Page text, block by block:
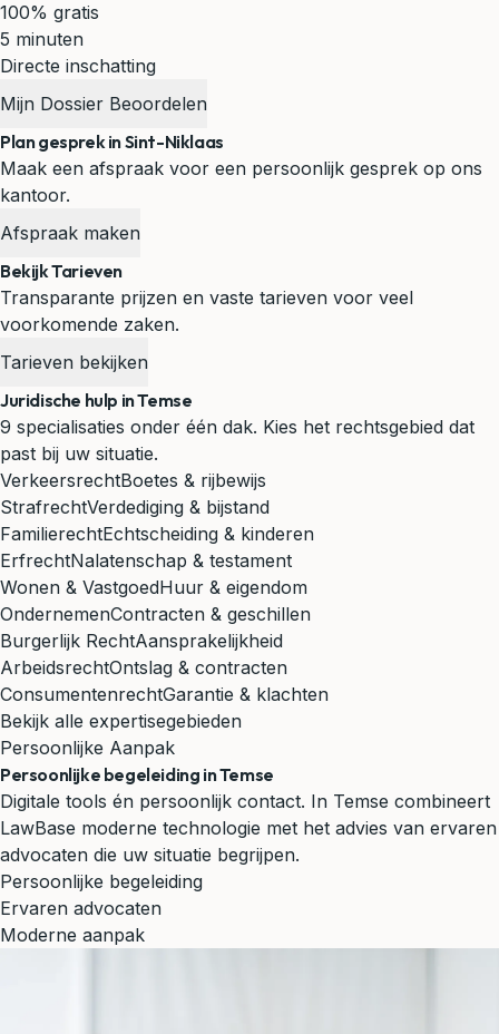
100% gratis
5 minuten
Directe inschatting
Mijn Dossier Beoordelen
Plan gesprek in Sint-Niklaas
Maak een afspraak voor een persoonlijk gesprek op ons
kantoor.
Afspraak maken
Bekijk Tarieven
Transparante prijzen en vaste tarieven voor veel
voorkomende zaken.
Tarieven bekijken
Juridische hulp in Temse
9 specialisaties onder één dak. Kies het rechtsgebied dat
past bij uw situatie.
VerkeersrechtBoetes & rijbewijs
StrafrechtVerdediging & bijstand
FamilierechtEchtscheiding & kinderen
ErfrechtNalatenschap & testament
Wonen & VastgoedHuur & eigendom
OndernemenContracten & geschillen
Burgerlijk RechtAansprakelijkheid
ArbeidsrechtOntslag & contracten
ConsumentenrechtGarantie & klachten
Bekijk alle expertisegebieden
Persoonlijke Aanpak
Persoonlijke begeleiding in Temse
Digitale tools én persoonlijk contact. In Temse combineert
LawBase moderne technologie met het advies van ervaren
advocaten die uw situatie begrijpen.
Persoonlijke begeleiding
Ervaren advocaten
Moderne aanpak